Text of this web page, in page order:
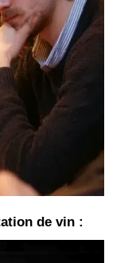
de vin :